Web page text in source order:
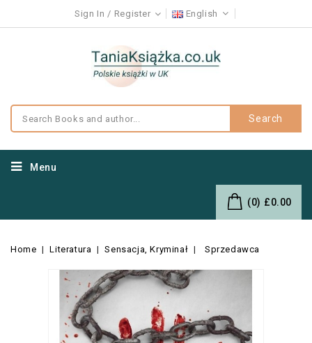
Sign In Register English
Search
Menu
(0) £0.00
Home Literatura Sensacja, Kryminał Sprzedawca